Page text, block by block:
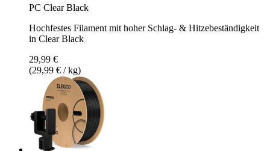
PC Clear Black
Hochfestes Filament mit hoher Schlag- & Hitzebeständigkeit
in Clear Black
29,99 €
(29,99 € / kg)